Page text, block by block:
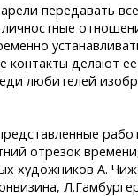
передавать
контакты делают
любителей
отрезок
художников А.